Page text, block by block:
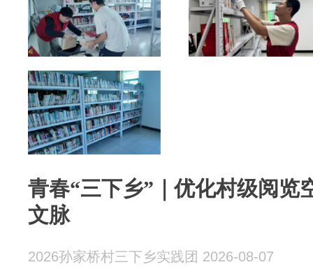
青春“三下乡”｜优化村级阅览
文脉
2026孙家桥村三下乡实践团 2026-08-07